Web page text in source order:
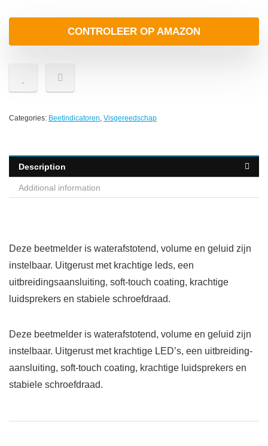
CONTROLEER OP AMAZON
Categories: Beetindicatoren, Visgereedschap
Description
Additional information
Deze beetmelder is waterafstotend, volume en geluid zijn
instelbaar. Uitgerust met krachtige leds, een
uitbreidingsaansluiting, soft-touch coating, krachtige
luidsprekers en stabiele schroefdraad.
Deze beetmelder is waterafstotend, volume en geluid zijn
instelbaar. Uitgerust met krachtige LED’s, een uitbreiding-
aansluiting, soft-touch coating, krachtige luidsprekers en
stabiele schroefdraad.